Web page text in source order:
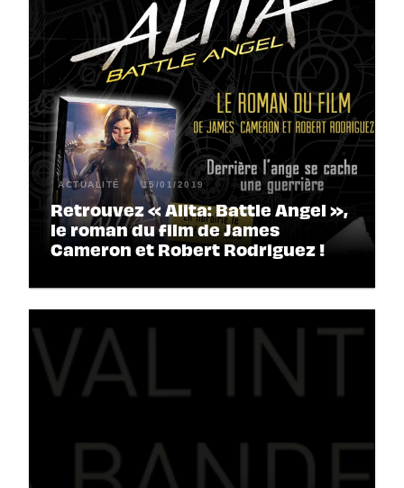
ACTUALITÉ 15/01/2019
Retrouvez « Alita: Battle Angel »,
le roman du film de James
Cameron et Robert Rodriguez !